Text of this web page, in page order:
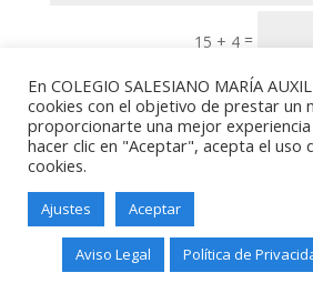
15 + 4 =
Salesianos Santander -
Altamira, 73 - 39006 -
Teléfono:
En COLEGIO SALESIANO MARÍA
cookies con el objetivo de prestar un
proporcionarte una mejor experiencia
hacer clic en "Aceptar", acepta el uso
cookies.
Ajustes Aceptar
Aviso Legal Política de